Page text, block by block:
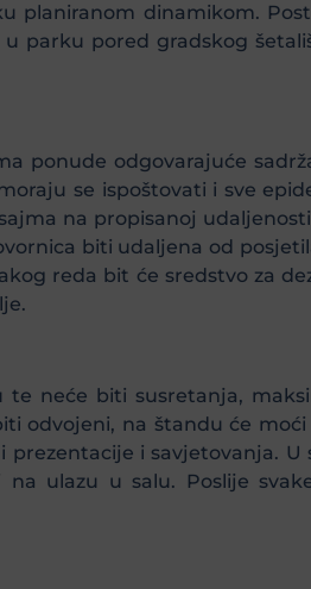
planiranom dinamikom.
parku pored gradskog
ponude odgovarajuće
se ispoštovati i sve
na propisanoj udaljenosti
biti udaljena od
reda bit će sredstvo za
neće biti susretanja,
odvojeni, na štandu će
i savjetovanja. U
ulazu u salu. Poslije